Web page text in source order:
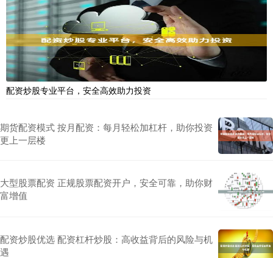
配资炒股专业平台，安全高效助力投资
期货配资模式 按月配资：每月轻松加杠杆，助你投资
更上一层楼
大型股票配资 正规股票配资开户，安全可靠，助你财
富增值
配资炒股优选 配资杠杆炒股：高收益背后的风险与机
遇